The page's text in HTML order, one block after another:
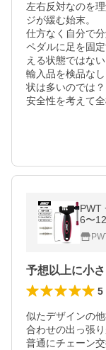
左右反対なのを
ジが緩む始末。
仕方なく自分で
ペダルに足を固
える状態ではない
輸入品を検品な
状は多いのでは？
安全性を考えて
PWT
6〜
MTB
テナ
予想以上に小
5
似たデザインの
合わせの出っ張
普通にチェーン